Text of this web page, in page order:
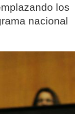
los
nacional